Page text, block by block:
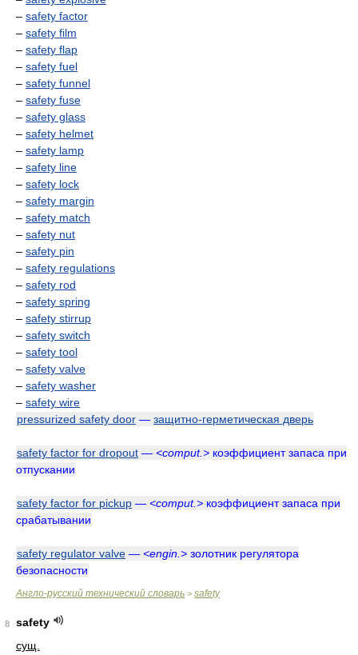
– safety factor
– safety film
– safety flap
– safety fuel
– safety funnel
– safety fuse
– safety glass
– safety helmet
– safety lamp
– safety line
– safety lock
– safety margin
– safety match
– safety nut
– safety pin
– safety regulations
– safety rod
– safety spring
– safety stirrup
– safety switch
– safety tool
– safety valve
– safety washer
– safety wire
pressurized safety door — защитно-герметическая дверь
safety factor for dropout — <comput.> коэффициент запаса при
отпускании
safety factor for pickup — <comput.> коэффициент запаса при
срабатывании
safety regulator valve — <engin.> золотник регулятора
безопасности
Англо-русский технический словарь > safety
8
safety
сущ.